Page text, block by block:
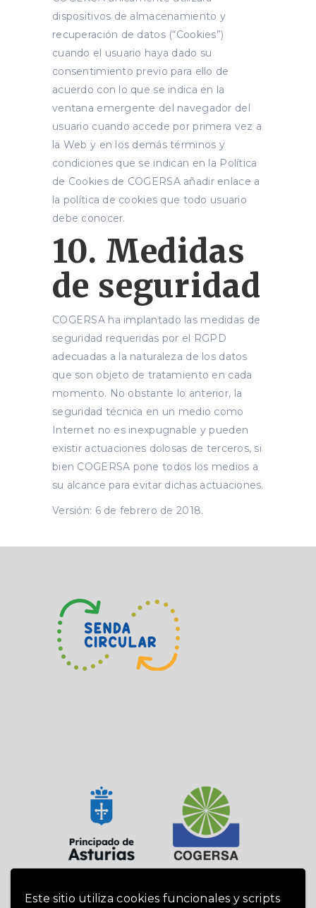
Este sitio utiliza cookies funcionales y scripts
dispositivos de almacenamiento y
recuperación de datos (“Cookies”)
cuando el usuario haya dado su
consentimiento previo para ello de
acuerdo con lo que se indica en la
ventana emergente del navegador del
usuario cuando accede por primera vez a
la Web y en los demás términos y
condiciones que se indican en la Política
de Cookies de COGERSA añadir enlace a
la política de cookies que todo usuario
debe conocer.
10. Medidas
de seguridad
COGERSA ha implantado las medidas de
seguridad requeridas por el RGPD
adecuadas a la naturaleza de los datos
que son objeto de tratamiento en cada
momento. No obstante lo anterior, la
seguridad técnica en un medio como
Internet no es inexpugnable y pueden
existir actuaciones dolosas de terceros, si
bien COGERSA pone todos los medios a
su alcance para evitar dichas actuaciones.
Versión: 6 de febrero de 2018.